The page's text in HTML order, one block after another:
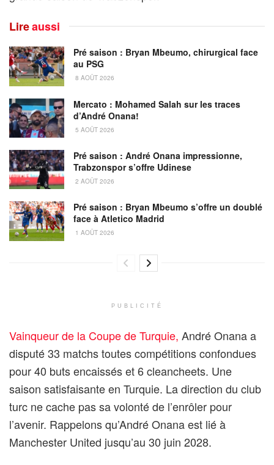
Lireaussi
Pré saison : Bryan Mbeumo, chirurgical face
au PSG
8 AOÛT 2026
Mercato : Mohamed Salah sur les traces
d’André Onana!
5 AOÛT 2026
Pré saison : André Onana impressionne,
Trabzonspor s’offre Udinese
2 AOÛT 2026
Pré saison : Bryan Mbeumo s’offre un doublé
face à Atletico Madrid
1 AOÛT 2026
PUBLICITÉ
Vainqueur de la Coupe de Turquie, André Onana a
disputé 33 matchs toutes compétitions confondues
pour 40 buts encaissés et 6 cleancheets. Une
saison satisfaisante en Turquie. La direction du club
turc ne cache pas sa volonté de l’enrôler pour
l’avenir. Rappelons qu’André Onana est lié à
Manchester United jusqu’au 30 juin 2028.